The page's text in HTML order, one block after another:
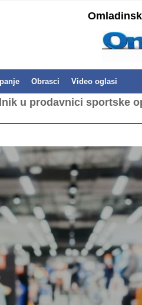
Obrasci Video oglasi
u prodavnici sportske